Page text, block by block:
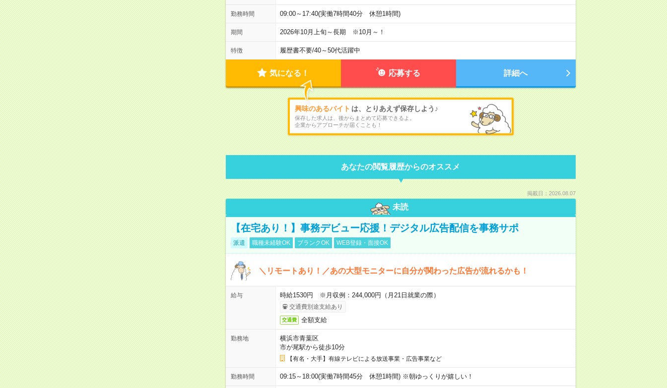
勤務時間 09:00～17:40(実働7時間40分 休憩1時間)
期間 2026年10月上旬～長期 ※10月～！
特徴 履歴書不要/40～50代活躍中
気になる！ 応募する 詳細へ
興味のあるバイト は、とりあえず保存しよう♪
保存した求人は、後からまとめて応募できるよ。
企業からアプローチが届くことも！
あなたの閲覧履歴からのオススメ
掲載日：2026.08.07
未読
【在宅あり！】事務デビュー応援！デジタル広告配信を事務サポ
派遣 職種未経験OK ブランクOK WEB登録・面接OK
＼リモートあり！／あの大型モニターに自分が関わった広告が流れるかも！
給与 時給1530円 ※月収例：244,000円（月21日就業の際）
交通費別途支給あり
交通費 全額支給
勤務地
横浜市青葉区
市が尾駅から徒歩10分
【有名・大手】有線テレビによる放送事業・広告事業など
勤務時間 09:15～18:00(実働7時間45分 休憩1時間) ※朝ゆっくりが嬉しい！